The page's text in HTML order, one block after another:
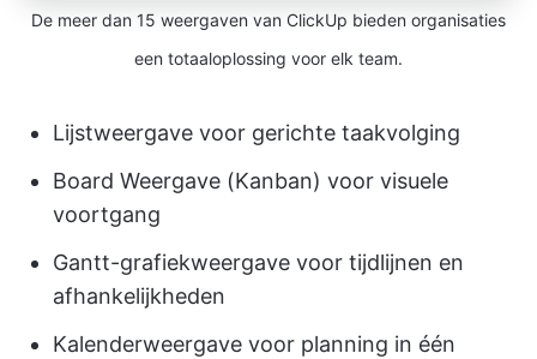
De meer dan 15 weergaven van ClickUp bieden organisaties
een totaaloplossing voor elk team.
Lijstweergave voor gerichte taakvolging
Board Weergave (Kanban) voor visuele
voortgang
Gantt-grafiekweergave voor tijdlijnen en
afhankelijkheden
Kalenderweergave voor planning in één